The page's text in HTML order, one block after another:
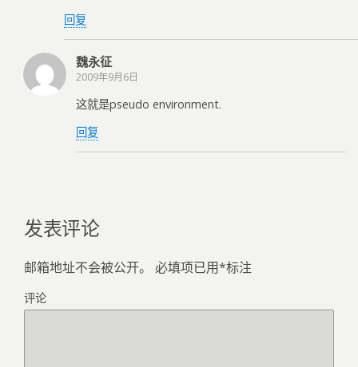
回复
魏永征
2009年9月6日
这就是pseudo environment.
回复
发表评论
邮箱地址不会被公开。 必填项已用*标注
评论